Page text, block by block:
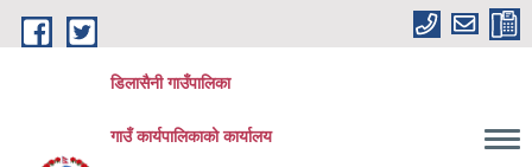
Skip to main content
डिलासैनी गाउँपालिका
गाउँ कार्यपालिकाको कार्यालय